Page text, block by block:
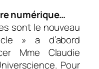
numérique…
sont le nouveau
» a d’abord
Mme Claudie
Pour